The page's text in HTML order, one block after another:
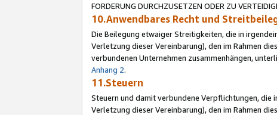
FORDERUNG DURCHZUSETZEN ODER ZU
10.Anwendbares Recht und
Die Beilegung etwaiger Streitigkeiten, die in
Verletzung dieser Vereinbarung), den im Rahmen
verbundenen Unternehmen zusammenhängen,
Anhang 2.
11.Steuern
Steuern und damit verbundene Verpflichtungen, die
Verletzung dieser Vereinbarung), den im Rahmen